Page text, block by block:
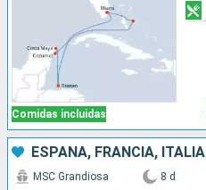
Comidas incluidas
ESPAÑA, FRANCIA, ITALIA
MSC Grandiosa 8 d